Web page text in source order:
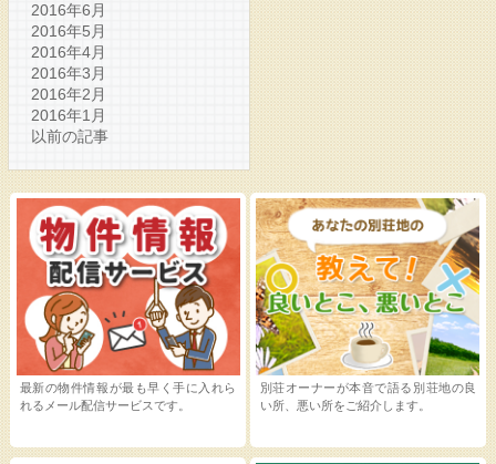
2016年6月
2016年5月
2016年4月
2016年3月
2016年2月
2016年1月
以前の記事
最新の物件情報が最も早く手に入れら
れるメール配信サービスです。
別荘オーナーが本音で語る別荘地の良
い所、悪い所をご紹介します。